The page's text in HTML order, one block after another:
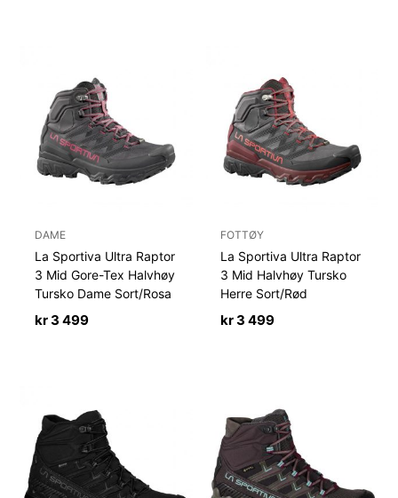
DAME
La Sportiva Ultra Raptor
3 Mid Gore-Tex Halvhøy
Tursko Dame Sort/Rosa
kr3 499
FOTTØY
La Sportiva Ultra Raptor
3 Mid Halvhøy Tursko
Herre Sort/Rød
kr3 499